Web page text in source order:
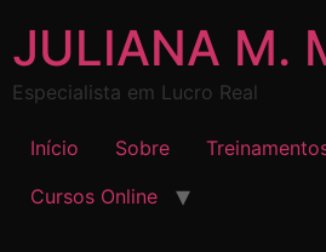
JULIANA M.
Especialista em Lucro Real
Início Sobre
Cursos Online